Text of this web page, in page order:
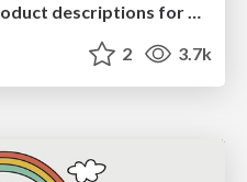
How to optimise 3,500 product descriptions for ecommerce in one day using ChatGPT
2 3.7k